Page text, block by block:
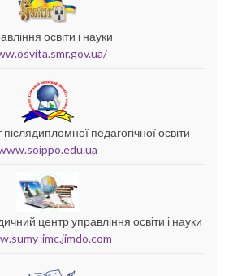
освіти і науки
педагогічної освіти
центр управління освіти і науки
imc.jimdo.com